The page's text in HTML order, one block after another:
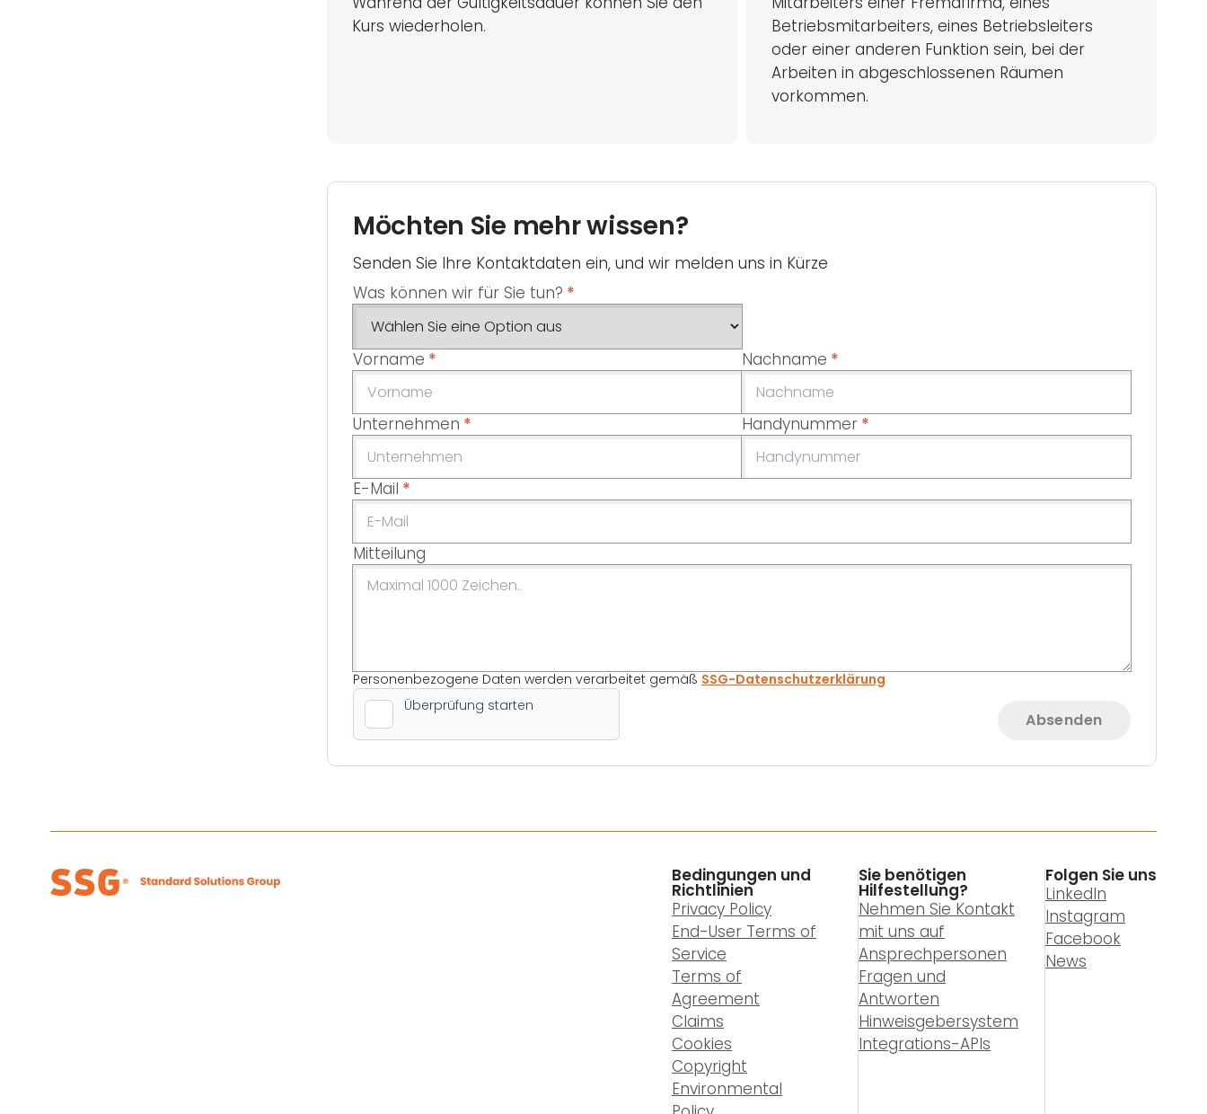
Kurs wiederholen.
Betriebsmitarbeiters, eines Betriebsleiters
oder einer anderen Funktion sein, bei der
Arbeiten in abgeschlossenen Räumen
vorkommen.
Möchten Sie mehr wissen?
Senden Sie Ihre Kontaktdaten ein, und wir melden uns in Kürze
Was können wir für Sie tun? *
Vorname * Nachname *
Unternehmen * Handynummer*
E-Mail *
Mitteilung
Personenbezogene Daten werden verarbeitet gemäß SSG-Datenschutzerklärung
Absenden
Bedingungen und
Richtlinien
Privacy Policy
End-User Terms of
Service
Terms of
Agreement
Claims
Cookies
Copyright
Environmental
Sie benötigen
Hilfestellung?
Nehmen Sie Kontakt
mit uns auf
Ansprechpersonen
Fragen und
Antworten
Hinweisgebersystem
Integrations-APIs
Folgen Sie uns
LinkedIn
Instagram
Facebook
News